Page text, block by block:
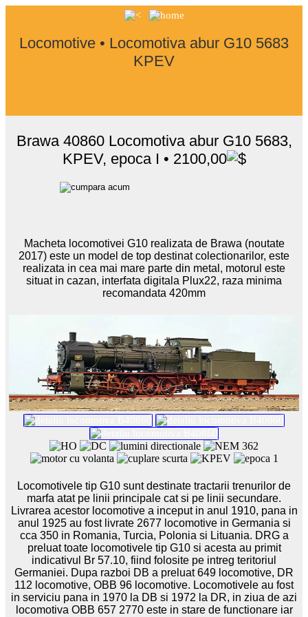
Locomotive • Locomotiva abur G10 5683
KPEV
Brawa 40860 Locomotiva abur G10 5683,
KPEV, epoca I • 2100,00
Macheta locomotivei G10 realizata de Brawa (noutate
2017) este un model de top destinat colectionarilor, este
realizata in cea mai mare parte din metal, motorul este
situat in cazan, interfata digitala Plux22, raza minima
recomandata 420mm
Locomotivele tip G10 sunt destinate tractarii trenurilor de
marfa atat pe linii principale cat si pe linii secundare.
Livrarea acestor locomotive a inceput in anul 1910, pana in
anul 1925 au fost livrate 2677 locomotive in Germania si
cca 350 in Romania, Turcia, Polonia si Lituania. DRG a
preluat toate locomotivele tip G10 si acesta au primit
indicativul Br 57.10, fiind folosite pe intreg teritoriul
Germaniei. Dupa razboi DB a preluat 649 locomotive, DR
112 locomotive, OBB 96 locomotive. Locomotivele au fost
in serviciu pana in 1970 la DB si 1972 la DR, in ziua de azi
locomotiva OBB 657 2770 este in stare de functionare iar